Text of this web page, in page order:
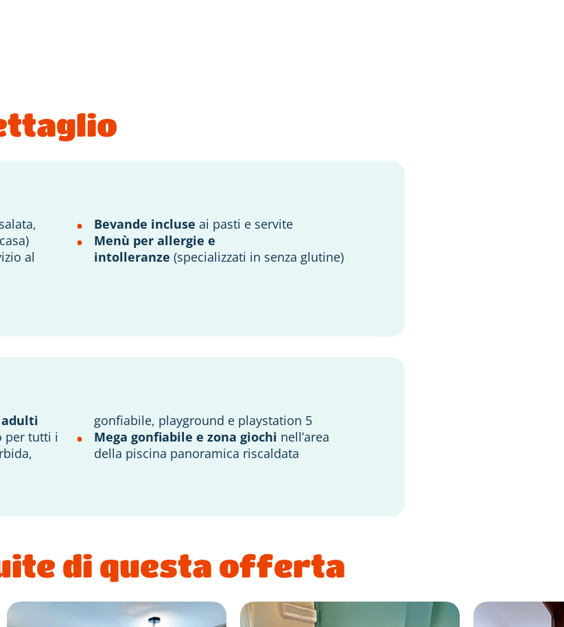
al
Bevande incluse ai pasti e servite
Menù per allergie e
intolleranze (specializzati in senza glutine)
adulti
per tutti i
gonfiabile, playground e playstation 5
Mega gonfiabile e zona giochi nell’area
della piscina panoramica riscaldata
di questa offerta